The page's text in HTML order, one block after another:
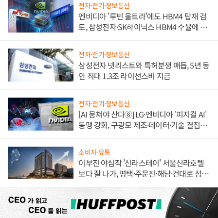
전자·전기·정보통신
엔비디아 '루빈 울트라'에도 HBM4 탑재 검
토, 삼성전자·SK하이닉스 HBM4 수율에 주
전자·전기·정보통신
삼성전자 넷리스트와 특허분쟁 매듭, 5년 동
안 최대 1.3조 라이선스비 지급
전자·전기·정보통신
[AI 뭉쳐야 산다⑧] LG·엔비디아 '피지컬 AI'
동맹 강화, 구광모 제조·데이터·기술 결집
소비자·유통
이부진 야심작 '신라스테이' 서울신라호텔
보다 잘 나가, 평택·주문진·해남·건대로 성